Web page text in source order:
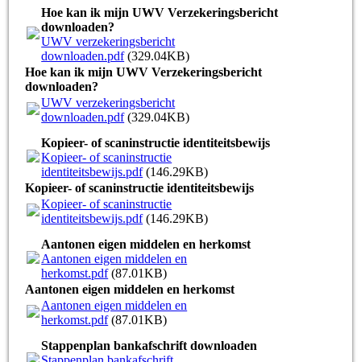
Hoe kan ik mijn UWV Verzekeringsbericht
downloaden?
UWV verzekeringsbericht
downloaden.pdf(329.04KB)
Hoe kan ik mijn UWV Verzekeringsbericht
downloaden?
UWV verzekeringsbericht
downloaden.pdf(329.04KB)
Kopieer- of scaninstructie identiteitsbewijs
Kopieer- of scaninstructie
identiteitsbewijs.pdf(146.29KB)
Kopieer- of scaninstructie identiteitsbewijs
Kopieer- of scaninstructie
identiteitsbewijs.pdf(146.29KB)
Aantonen eigen middelen en herkomst
Aantonen eigen middelen en
herkomst.pdf(87.01KB)
Aantonen eigen middelen en herkomst
Aantonen eigen middelen en
herkomst.pdf(87.01KB)
Stappenplan bankafschrift downloaden